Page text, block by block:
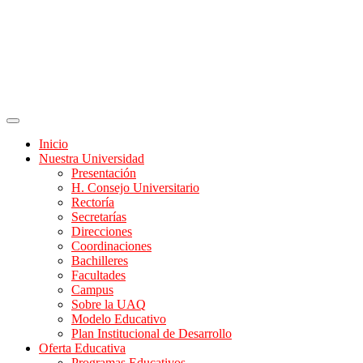
Inicio
Nuestra Universidad
Presentación
H. Consejo Universitario
Rectoría
Secretarías
Direcciones
Coordinaciones
Bachilleres
Facultades
Campus
Sobre la UAQ
Modelo Educativo
Plan Institucional de Desarrollo
Oferta Educativa